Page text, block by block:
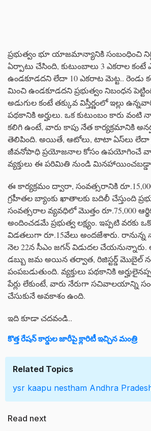
ప్రభుత్వం భూ యాజమాన్యానికి సంబంధించి
ఏర్పాటు చేసింది, కుటుంబాలు 3 ఎకరాల కంటే
ఉండకూడదని లేదా 10 ఎకరాట మెట్ట.. రెండు
మించి ఉండకూడదని ప్రభుత్వం నిబంధన
అడుగుల కంటే తక్కువ విస్తీర్ణంలో ఇల్లు
పథకానికి అర్హులు. ఒక కుటుంబం కారు
కలిగి ఉంటే, వారు కాపు నేత కార్యక్రమానికి
తెలిపింది. అయితే, ఆటోలు, టాటా ఏస్‌లు లేదా
జీవనోపాధి ప్రయోజనాల కోసం ఉపయోగించే
వ్యక్తులు ఈ పరిమితి నుండి
ఈ కార్యక్రమం ద్వారా, సంవత్సరానికి
గ్రహీతల బ్యాంకు ఖాతాలకు బదిలీ చేస్తుంది
సంవత్సరాల వ్యవధిలో మొత్తం రూ.75,000
అందించడమే ప్రభుత్వ లక్ష్యం. ఇప్పటి వరకు
విడతలుగా రూ.15వేలు అందజేశారు.
నెల 22న సీఎం జగన్ విడుదల
డబ్బు జమ అయిన తర్వాత, రిజిస్టర్డ్ మొబైల్
పంపబడుతుంది. వ్యక్తులు పథకానికి
పేర్లు లేకుంటే, వారు నేరుగా సచివాలయాన్ని
చేసుకునే అవకాశం ఉంది.
ఇది కూడా చదవండి..
కొత్త రేషన్ కార్డుల జారీపై క్లారిటీ ఇచ్చిన మంత్రి
Related Topics
ysr kaapu nestham Andhra
Read next